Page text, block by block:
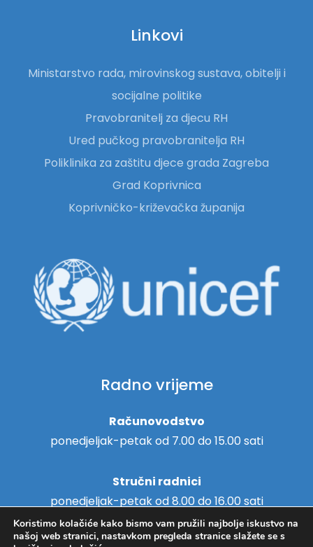
Linkovi
Ministarstvo rada, mirovinskog sustava, obitelji i
socijalne politike
Pravobranitelj za djecu RH
Ured pučkog pravobranitelja RH
Poliklinika za zaštitu djece grada Zagreba
Grad Koprivnica
Koprivničko-križevačka županija
Radno vrijeme
Računovodstvo
ponedjeljak-petak od 7.00 do 15.00 sati
Stručni radnici
ponedjeljak-petak od 8.00 do 16.00 sati
Koristimo kolačiće kako bismo vam pružili najbolje iskustvo na
našoj web stranici, nastavkom pregleda stranice slažete se s